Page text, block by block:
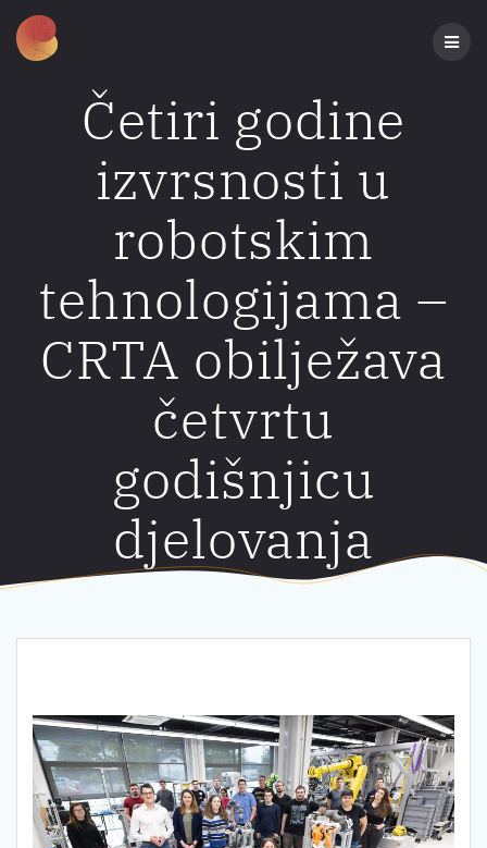
Četiri godine
izvrsnosti u
robotskim
tehnologijama –
CRTA obilježava
četvrtu
godišnjicu
djelovanja